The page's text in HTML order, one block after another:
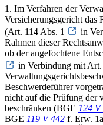
1. Im Verfahren der
Versicherungsgericht das
(Art. 114 Abs. 1
in
Rahmen dieser
ob der angefochtene
in Verbindung mit Art.
Beschwerdeführer
nicht auf die Prüfung der
beschränken (BGE 124 V
BGE 119 V 442 f. Erw.